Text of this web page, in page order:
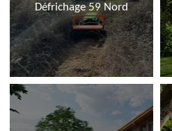
Défrichage 59 Nord